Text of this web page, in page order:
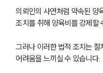
사례분
이혼
법
의뢰인의 사연처럼 약속된 양
조치를 취해 양육비를 강제할
그러나 이러한 법적 조치는
어려움을 느끼실 수 있습니다.